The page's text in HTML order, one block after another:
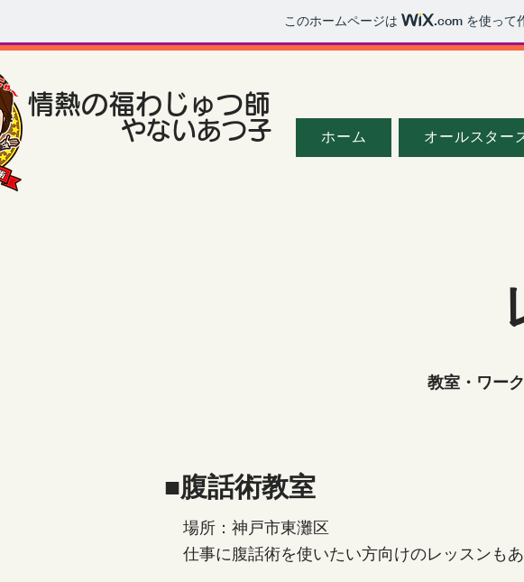
このホームページは .com を使って
情熱の福わじゅつ師
やないあつ子 ホーム オールスター
教室・ワー
■腹話術教室
場所：神戸市東灘区
仕事に腹話術を使いたい方向けのレッスンも